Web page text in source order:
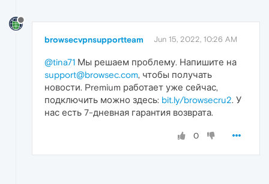
browsecvpnsupportteam Jun 15, 2022, 10:26 AM
@tina71 Мы решаем проблему. Напишите на
support@browsec.com, чтобы получать
новости. Premium работает уже сейчас,
подключить можно здесь: bit.ly/browsecru2. У
нас есть 7-дневная гарантия возврата.
0